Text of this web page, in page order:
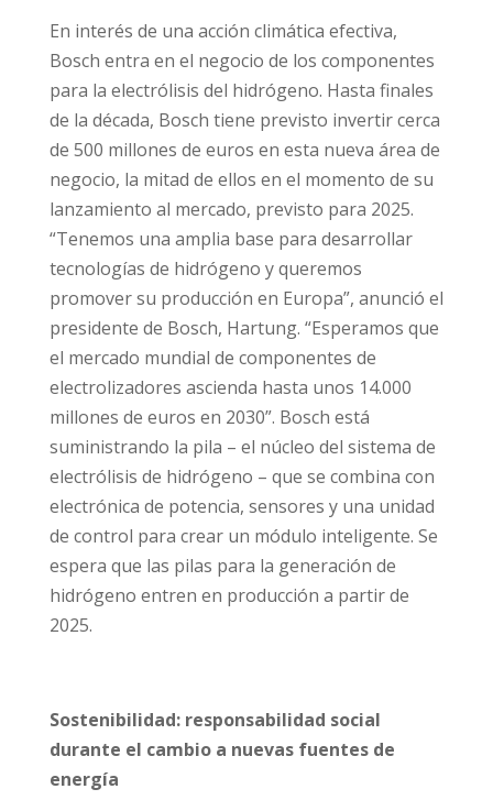
En interés de una acción climática efectiva,
Bosch entra en el negocio de los componentes
para la electrólisis del hidrógeno. Hasta finales
de la década, Bosch tiene previsto invertir cerca
de 500 millones de euros en esta nueva área de
negocio, la mitad de ellos en el momento de su
lanzamiento al mercado, previsto para 2025.
“Tenemos una amplia base para desarrollar
tecnologías de hidrógeno y queremos
promover su producción en Europa”, anunció el
presidente de Bosch, Hartung. “Esperamos que
el mercado mundial de componentes de
electrolizadores ascienda hasta unos 14.000
millones de euros en 2030”. Bosch está
suministrando la pila – el núcleo del sistema de
electrólisis de hidrógeno – que se combina con
electrónica de potencia, sensores y una unidad
de control para crear un módulo inteligente. Se
espera que las pilas para la generación de
hidrógeno entren en producción a partir de
2025.
Sostenibilidad: responsabilidad social
durante el cambio a nuevas fuentes de
energía